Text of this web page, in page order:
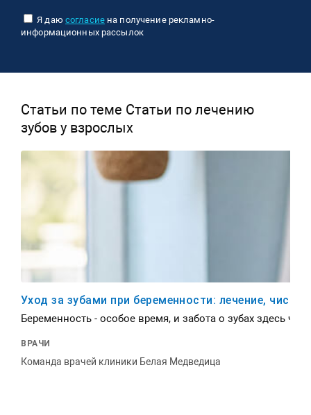
Я даю согласиена получение рекламно-
информационных рассылок
Статьи по теме Статьи по лечению
зубов у взрослых
Уход за зубами при беременности: лечение,
Беременность - особое время, и забота о зубах здесь
ВРАЧИ
Команда врачей клиники Белая Медведица